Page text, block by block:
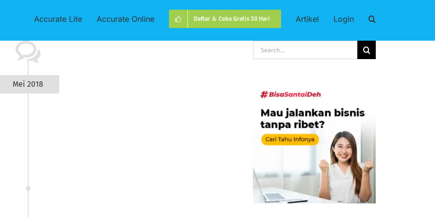
Accurate Lite Accurate Online Daftar & Coba Gratis 30 Hari Artikel Login
Mei 2018
Search
for: